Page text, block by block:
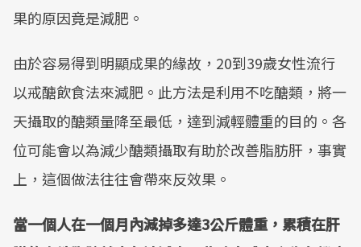
果的原因竟是減肥。
由於容易得到明顯成果的緣故，20到39歲女性流行
以戒醣飲食法來減肥。此方法是利用不吃醣類，將一
天攝取的醣類量降至最低，達到減輕體重的目的。各
位可能會以為減少醣類攝取有助於改善脂肪肝，事實
上，這個做法往往會帶來反效果。
當一個人在一個月內減掉多達3公斤體重，累積在肝